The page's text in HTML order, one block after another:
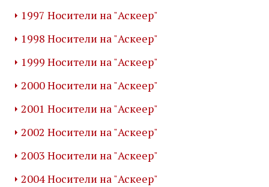
1997 Носители на "Аскеер"
1998 Носители на "Аскеер"
1999 Носители на "Аскеер"
2000 Носители на "Аскеер"
2001 Носители на "Аскеер"
2002 Носители на "Аскеер"
2003 Носители на "Аскеер"
2004 Носители на "Аскеер"